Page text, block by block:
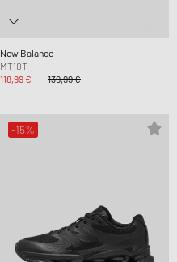
New Balance
MT10T
118,99 €
139,99 €
-15%